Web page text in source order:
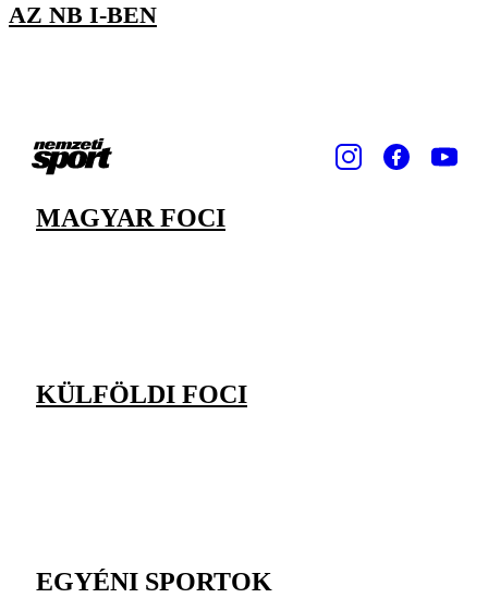
AZ NB I-BEN
MAGYAR FOCI
KÜLFÖLDI FOCI
EGYÉNI SPORTOK